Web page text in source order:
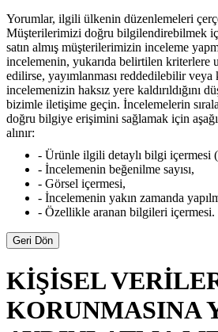
Yorumlar, ilgili ülkenin düzenlemeleri
Müşterilerimizi doğru bilgilendirebilmek
satın almış müşterilerimizin inceleme
incelemenin, yukarıda belirtilen kriterlere
edilirse, yayımlanması reddedilebilir veya
incelemenizin haksız yere kaldırıldığını
bizimle iletişime geçin. İncelemelerin
doğru bilgiye erişimini sağlamak için
alınır:
- Ürünle ilgili detaylı bilgi içermesi
- İncelemenin beğenilme sayısı,
- Görsel içermesi,
- İncelemenin yakın zamanda
- Özellikle aranan bilgileri içermesi.
Geri Dön
KİŞİSEL
KORUNMASINA